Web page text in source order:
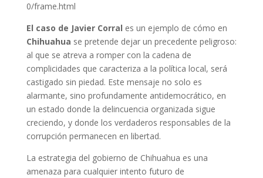
0/frame.html
El caso de Javier Corral es un ejemplo de cómo en
Chihuahua se pretende dejar un precedente peligroso:
al que se atreva a romper con la cadena de
complicidades que caracteriza a la política local, será
castigado sin piedad. Este mensaje no solo es
alarmante, sino profundamente antidemocrático, en
un estado donde la delincuencia organizada sigue
creciendo, y donde los verdaderos responsables de la
corrupción permanecen en libertad.
La estrategia del gobierno de Chihuahua es una
amenaza para cualquier intento futuro de